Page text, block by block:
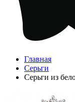
Главная
Серьги
Серьги из